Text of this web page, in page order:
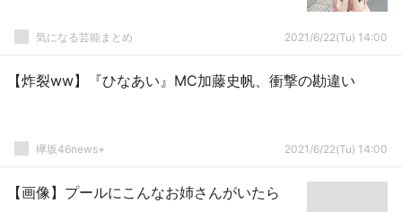
気になる芸能まとめ 2021/6/22(Tu) 14:00
【炸裂ww】『ひなあい』MC加藤史帆、衝撃の勘違い
欅坂46news+ 2021/6/22(Tu) 14:00
【画像】プールにこんなお姉さんがいたら